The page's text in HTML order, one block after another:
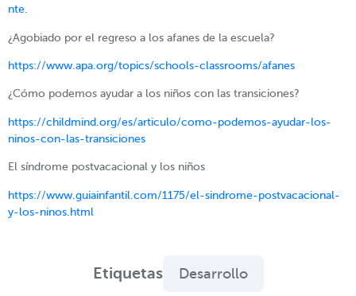
nte.
¿Agobiado por el regreso a los afanes de la escuela?
https://www.apa.org/topics/schools-classrooms/afanes
¿Cómo podemos ayudar a los niños con las transiciones?
https://childmind.org/es/articulo/como-podemos-ayudar-los-
ninos-con-las-transiciones
El síndrome postvacacional y los niños
https://www.guiainfantil.com/1175/el-sindrome-postvacacional-
y-los-ninos.html
Etiquetas Desarrollo